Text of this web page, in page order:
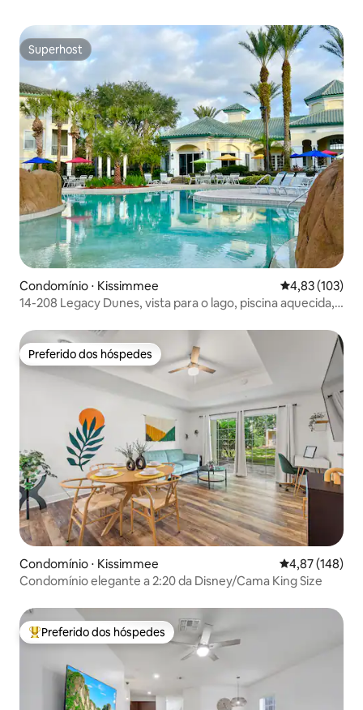
Superhost
Superhost
Condomínio ⋅ Kissimmee 4,83 de uma
4,83 (103)
14-208 Legacy Dunes, vista para o lago, piscina aquecida,
Preferido dos hóspedes
Preferido dos hóspedes
Condomínio ⋅ Kissimmee 4,87 de uma
4,87 (148)
Condomínio elegante a 2:20 da Disney/Cama King Size
Entre os melhores preferidos dos hóspedes
Preferido dos hóspedes